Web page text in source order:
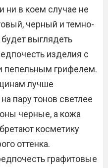
ни в коем случае не
черный и темно-
выглядеть
изделия с
грифелем.
лучше
пару тонов светлее
черные, а кожа
косметику
оттенка.
графитовые